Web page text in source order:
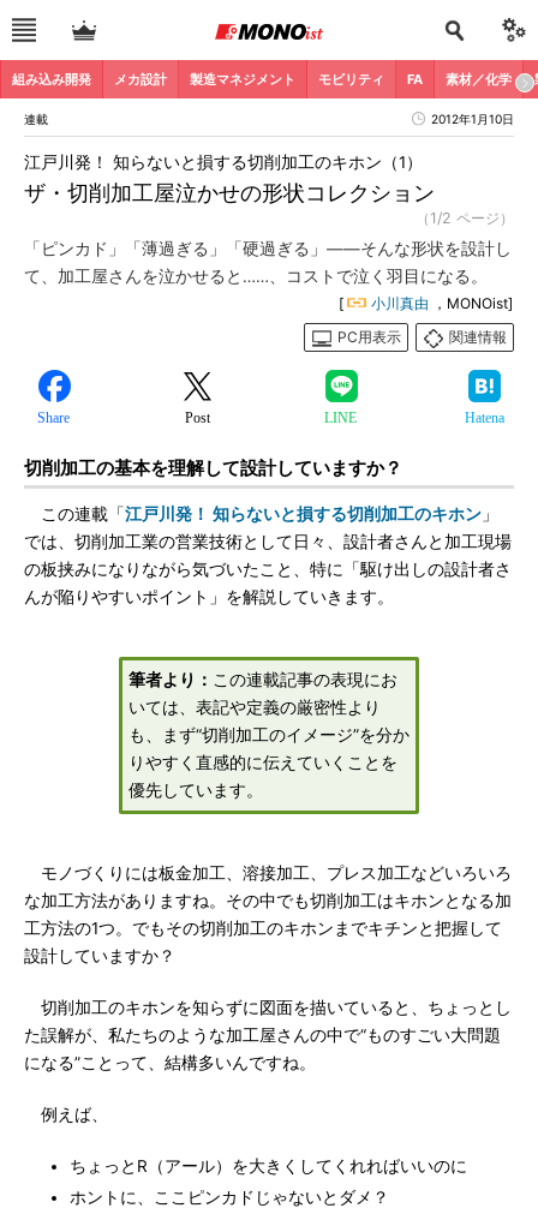
組み込み開発 メカ設計 製造マネジメント モビリティ FA 素材／化学
連載 2012年1月10日
ザ・切削加工屋泣かせの形状コレクション
江戸川発！ 知らないと損する切削加工のキホン（1）
（1/2 ページ）
「ピンカド」「薄過ぎる」「硬過ぎる」――そんな形状を設計し
て、加工屋さんを泣かせると……、コストで泣く羽目になる。
[ 小川真由 ，MONOist]
PC用表示
関連情報
Share Post LINE Hatena
切削加工の基本を理解して設計していますか？
この連載「江戸川発！ 知らないと損する切削加工のキホン 」
では、切削加工業の営業技術として日々、設計者さんと加工現場
の板挟みになりながら気づいたこと、特に「駆け出しの設計者さ
んが陥りやすいポイント」を解説していきます。
筆者より： この連載記事の表現にお
いては、表記や定義の厳密性より
も、まず“切削加工のイメージ”を分か
りやすく直感的に伝えていくことを
優先しています。
モノづくりには板金加工、溶接加工、プレス加工などいろいろ
な加工方法がありますね。その中でも切削加工はキホンとなる加
工方法の1つ。でもその切削加工のキホンまでキチンと把握して
設計していますか？
切削加工のキホンを知らずに図面を描いていると、ちょっとし
た誤解が、私たちのような加工屋さんの中で“ものすごい大問題
になる”ことって、結構多いんですね。
例えば、
ちょっとR（アール）を大きくしてくれればいいのに
ホントに、ここピンカドじゃないとダメ？